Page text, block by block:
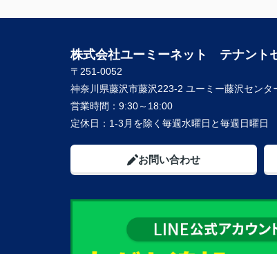
株式会社ユーミーネット テナント
〒251-0052
神奈川県藤沢市藤沢223-2 ユーミー藤沢センタ
営業時間： 9:30～18:00
定休日： 1-3月を除く毎週水曜日と毎週日曜日
お問い合わせ